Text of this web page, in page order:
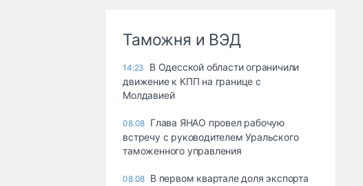
Таможня и ВЭД
14:23
В Одесской области ограничили
движение к КПП на границе с
Молдавией
08.08 Глава ЯНАО провел рабочую
встречу с руководителем Уральского
таможенного управления
08.08 В первом квартале доля экспорта